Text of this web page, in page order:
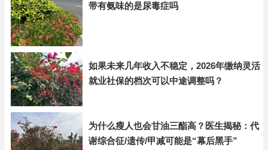
带有氨味的是尿毒症吗
如果未来几年收入不稳定，2026年缴纳灵活
就业社保的档次可以中途调整吗？
为什么瘦人也会甘油三酯高？医生揭秘：代
谢综合征/遗传/甲减可能是“幕后黑手”